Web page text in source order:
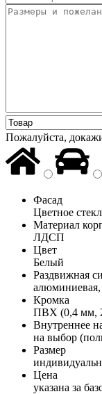
Пожалуйста,
Фасад
Цветное
Материал
ЛДСП
Цвет
Белый
Раздвижная
Кромка
ПВХ (0,4 мм,
Внутреннее
на выбор
Размер
Цена
указана за